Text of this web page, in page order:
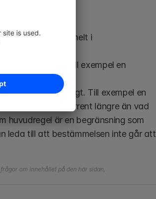
eller saknas helt i
överens om, till exempel en
än nödvändigt. Till exempel en
hos en konkurrent längre än vad
huvudregel är en begränsning som
leda till att bestämmelsen inte går att
om innehållet på den här sidan,